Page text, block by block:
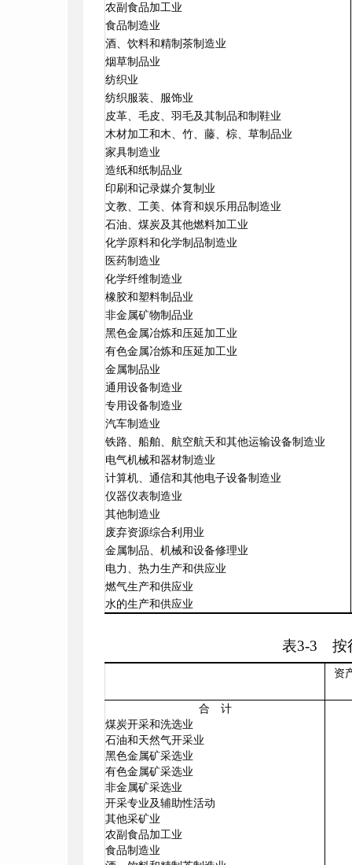
农副食品加工业
食品制造业
酒、饮料和精制茶制造业
烟草制品业
纺织业
纺织服装、服饰业
皮革、毛皮、羽毛及其制品和制鞋业
木材加工和木、竹、藤、棕、草制品业
家具制造业
造纸和纸制品业
印刷和记录媒介复制业
文教、工美、体育和娱乐用品制造业
石油、煤炭及其他燃料加工业
化学原料和化学制品制造业
医药制造业
化学纤维制造业
橡胶和塑料制品业
非金属矿物制品业
黑色金属冶炼和压延加工业
有色金属冶炼和压延加工业
金属制品业
通用设备制造业
专用设备制造业
汽车制造业
铁路、船舶、航空航天和其他运输设备制造业
电气机械和器材制造业
计算机、通信和其他电子设备制造业
仪器仪表制造业
其他制造业
废弃资源综合利用业
金属制品、机械和设备修理业
电力、热力生产和供应业
燃气生产和供应业
水的生产和供应业
表3-3 按
资
合 计
煤炭开采和洗选业
石油和天然气开采业
黑色金属矿采选业
有色金属矿采选业
非金属矿采选业
开采专业及辅助性活动
其他采矿业
农副食品加工业
食品制造业